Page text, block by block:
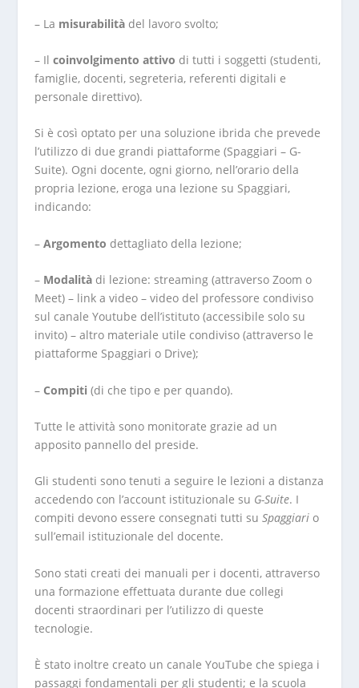
– La misurabilitàdel lavoro svolto;
– Il coinvolgimento attivo di tutti i soggetti (studenti,
famiglie, docenti, segreteria, referenti digitali e
personale direttivo).
Si è così optato per una soluzione ibrida che prevede
l’utilizzo di due grandi piattaforme (Spaggiari – G-
Suite). Ogni docente, ogni giorno, nell’orario della
propria lezione, eroga una lezione su Spaggiari,
indicando:
– Argomento dettagliato della lezione;
– Modalitàdi lezione: streaming (attraverso Zoom o
Meet) – link a video – video del professore condiviso
sul canale Youtube dell’istituto (accessibile solo su
invito) – altro materiale utile condiviso (attraverso le
piattaforme Spaggiari o Drive);
– Compiti (di che tipo e per quando).
Tutte le attività sono monitorate grazie ad un
apposito pannello del preside.
Gli studenti sono tenuti a seguire le lezioni a distanza
accedendo con l’account istituzionale su G-Suite. I
compiti devono essere consegnati tutti su Spaggiario
sull’email istituzionale del docente.
Sono stati creati dei manuali per i docenti, attraverso
una formazione effettuata durante due collegi
docenti straordinari per l’utilizzo di queste
tecnologie.
È stato inoltre creato un canale YouTube che spiega i
passaggi fondamentali per gli studenti; e la scuola